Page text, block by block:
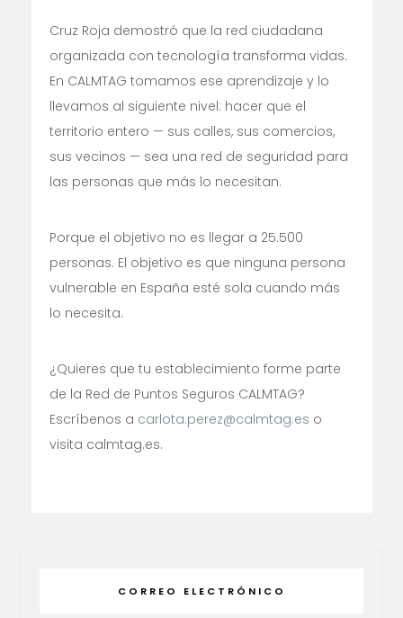
Cruz Roja demostró que la red ciudadana
organizada con tecnología transforma vidas.
En CALMTAG tomamos ese aprendizaje y lo
llevamos al siguiente nivel: hacer que el
territorio entero — sus calles, sus comercios,
sus vecinos — sea una red de seguridad para
las personas que más lo necesitan.
Porque el objetivo no es llegar a 25.500
personas. El objetivo es que ninguna persona
vulnerable en España esté sola cuando más
lo necesita.
¿Quieres que tu establecimiento forme parte
de la Red de Puntos Seguros CALMTAG?
Escríbenos a carlota.perez@calmtag.es o
visita calmtag.es.